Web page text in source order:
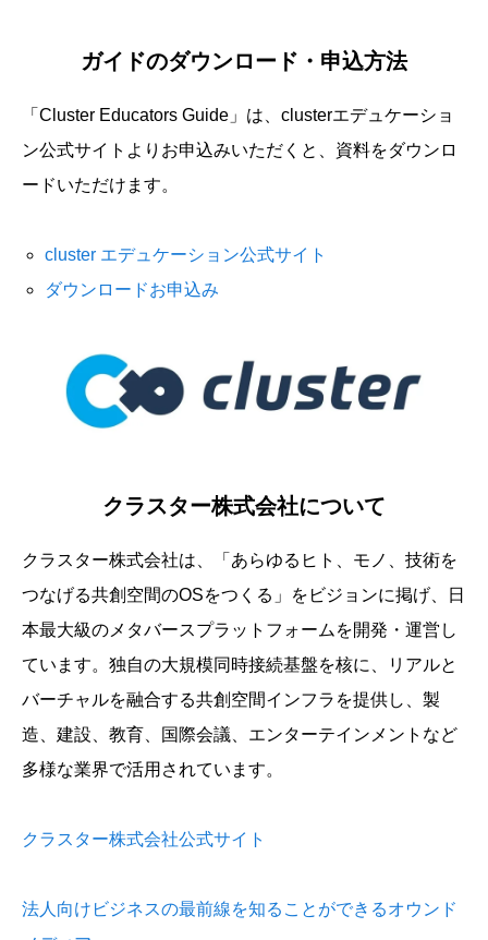
ガイドのダウンロード・申込方法
「Cluster Educators Guide」は、clusterエデュケーショ
ン公式サイトよりお申込みいただくと、資料をダウンロ
ードいただけます。
cluster エデュケーション公式サイト
ダウンロードお申込み
クラスター株式会社について
クラスター株式会社は、「あらゆるヒト、モノ、技術を
つなげる共創空間のOSをつくる」をビジョンに掲げ、日
本最大級のメタバースプラットフォームを開発・運営し
ています。独自の大規模同時接続基盤を核に、リアルと
バーチャルを融合する共創空間インフラを提供し、製
造、建設、教育、国際会議、エンターテインメントなど
多様な業界で活用されています。
クラスター株式会社公式サイト
法人向けビジネスの最前線を知ることができるオウンド